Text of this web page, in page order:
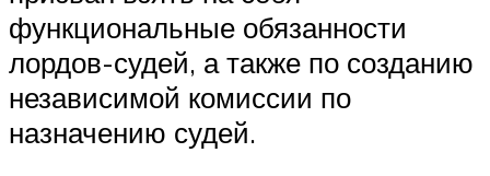
функциональные обязанности
лордов-судей, а также по созданию
независимой комиссии по
назначению судей.